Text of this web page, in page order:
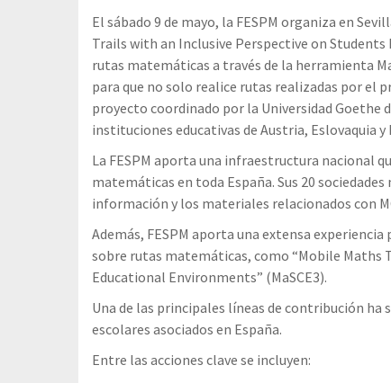
El sábado 9 de mayo, la FESPM organiza en
Trails with an Inclusive Perspective on Students
rutas matemáticas a través de la herramienta
para que no solo realice rutas realizadas por el
proyecto coordinado por la Universidad Goethe
instituciones educativas de Austria, Eslovaquia
La FESPM aporta una infraestructura nacional
matemáticas en toda España. Sus 20
información y los materiales relacionados con
Además, FESPM aporta una extensa
sobre rutas matemáticas, como “Mobile Maths
Educational Environments” (MaSCE3).
Una de las principales líneas de contribución ha
escolares asociados en España.
Entre las acciones clave se incluyen: